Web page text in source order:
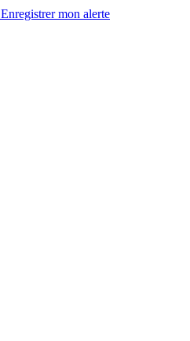
Enregistrermon alerte